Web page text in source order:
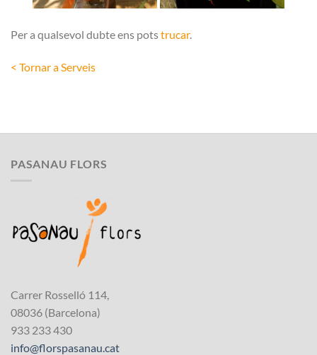
Per a qualsevol dubte ens potstrucar.
< Tornar a Serveis
PASANAU FLORS
Carrer Rosselló 114,
08036 (Barcelona)
933 233 430
info@florspasanau.cat